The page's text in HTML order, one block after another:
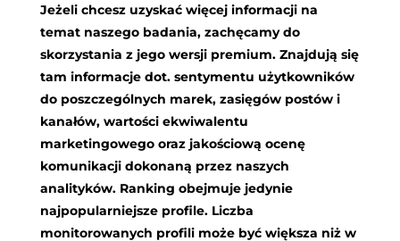
Jeżeli chcesz uzyskać więcej informacji na
temat naszego badania, zachęcamy do
skorzystania z jego wersji premium. Znajdują się
tam informacje dot. sentymentu użytkowników
do poszczególnych marek, zasięgów postów i
kanałów, wartości ekwiwalentu
marketingowego oraz jakościową ocenę
komunikacji dokonaną przez naszych
analityków. Ranking obejmuje jedynie
najpopularniejsze profile. Liczba
monitorowanych profili może być większa niż w